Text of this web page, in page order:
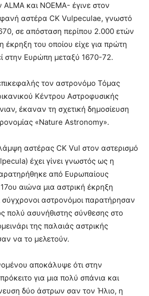
ALMA και NOEMA- έγινε στον
αστέρα CK Vulpeculae, γνωστό
σε απόσταση περίπου 2.000 ετών
του οποίου είχε για πρώτη
στην Ευρώπη μεταξύ 1670-72.
τον αστρονόμο Τόμας
Κέντρου Αστροφυσικής
έκαναν τη σχετική δημοσίευση
«Nature Astronomy».
αστέρας CK Vul στον αστερισμό
έχει γίνει γνωστός ως η
από Ευρωπαίους
αιώνα μια αστρική έκρηξη
αστρονόμοι παρατήρησαν
πολύ ασυνήθιστης σύνθεσης στο
της παλαιάς αστρικής
να το μελετούν.
αποκάλυψε ότι στην
για μια πολύ σπάνια και
δύο άστρων σαν τον Ήλιο, η